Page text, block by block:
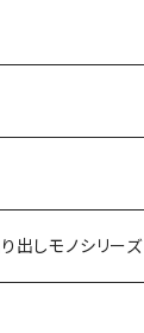
ーズ
出しモノシリーズ